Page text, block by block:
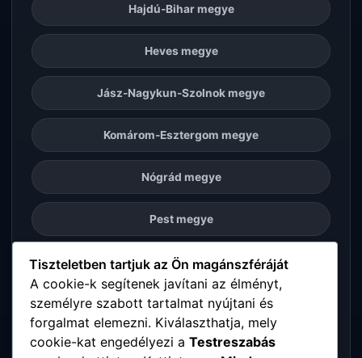
Hajdú-Bihar megye
Heves megye
Jász-Nagykun-Szolnok megye
Komárom-Esztergom megye
Nógrád megye
Pest megye
Somogy megye
Szabolcs-Szatmár-Bereg megye
Tolna megye
Tiszteletben tartjuk az Ön magánszféráját
A cookie-k segítenek javítani az élményt,
személyre szabott tartalmat nyújtani és
forgalmat elemezni. Kiválaszthatja, mely
cookie-kat engedélyezi a Testreszabás